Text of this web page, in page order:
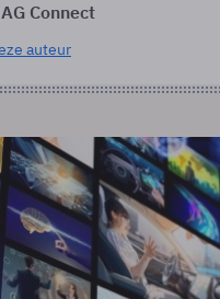
Connect
auteur